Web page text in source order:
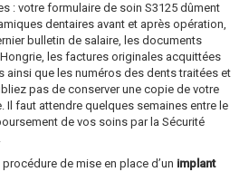
: votre formulaire de soin S3125 dûment
dentaires avant et après opération,
bulletin de salaire, les documents
les factures originales acquittées
ainsi que les numéros des dents traitées et
pas de conserver une copie de votre
Il faut attendre quelques semaines entre le
de vos soins par la Sécurité
de mise en place d’un implant